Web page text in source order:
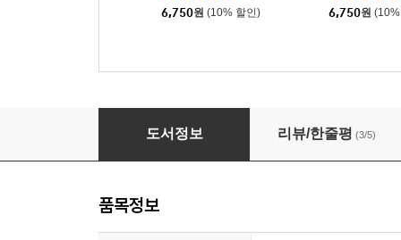
6,750원 (10% 할인) 6,750원
둘리틀 선생의 항해기
도서정보 리뷰/한줄평 (3/5)
품목정보